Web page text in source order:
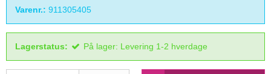
Varenr.: 911305405
Lagerstatus: På lager: Levering 1-2 hverdage